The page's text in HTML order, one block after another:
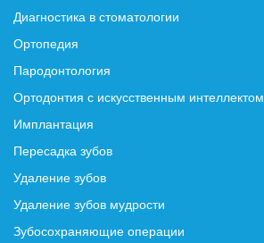
Диагностика в стоматологии
Ортопедия
Пародонтология
Ортодонтия с искусственным интеллектом
Имплантация
Пересадка зубов
Удаление зубов
Удаление зубов мудрости
Зубосохраняющие операции